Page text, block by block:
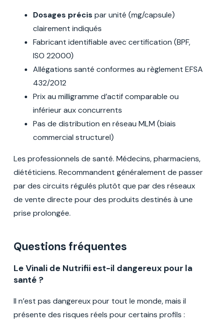
Dosages précis par unité (mg/capsule)
clairement indiqués
Fabricant identifiable avec certification (BPF,
ISO 22000)
Allégations santé conformes au règlement EFSA
432/2012
Prix au milligramme d’actif comparable ou
inférieur aux concurrents
Pas de distribution en réseau MLM (biais
commercial structurel)
Les professionnels de santé. Médecins, pharmaciens,
diététiciens. Recommandent généralement de passer
par des circuits régulés plutôt que par des réseaux
de vente directe pour des produits destinés à une
prise prolongée.
Questions fréquentes
Le Vinali de Nutrifii est-il dangereux pour la
santé ?
Il n’est pas dangereux pour tout le monde, mais il
présente des risques réels pour certains profils :